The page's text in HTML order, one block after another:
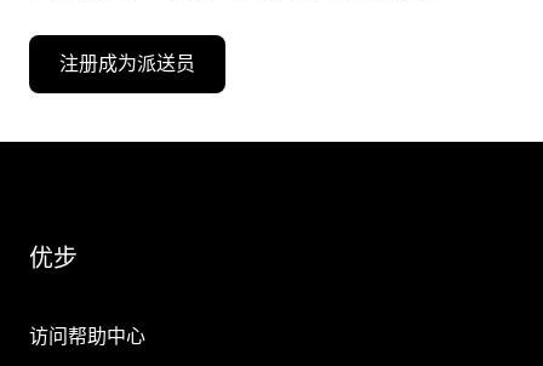
注册成为派送员
优步
访问帮助中心